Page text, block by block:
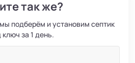
так же?
подберём и установим септик
ключ за 1 день.